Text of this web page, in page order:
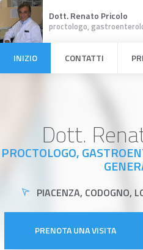
Dott. Renato Pricolo
proctologo,
INIZIO CONTATTI
Dott.
PROCTOLOGO,
PIACENZA, CODOGNO,
PRENOTA UNA VISITA